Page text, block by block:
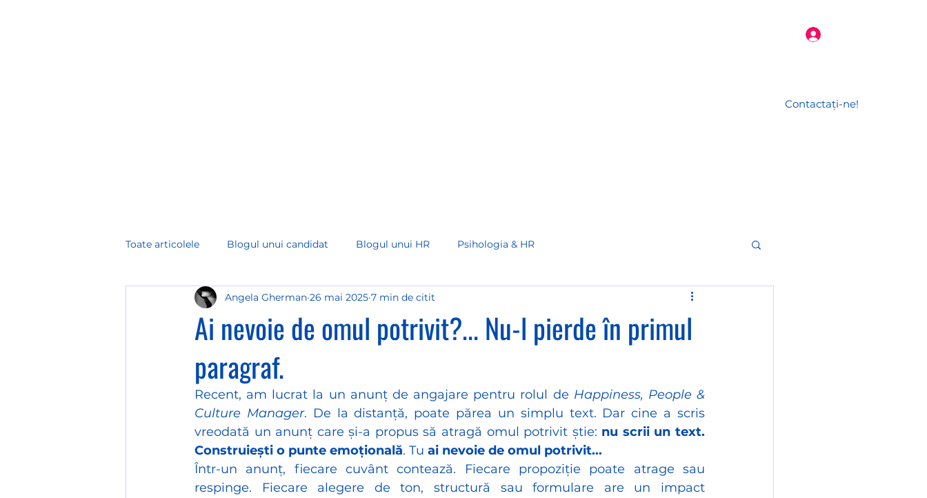
Contactați-ne!
Toate articolele Blogul unui candidat Blogul unui HR Psihologia & HR
Ai nevoie de omul potrivit?... Nu-l pierde în primul
paragraf.
Angela Gherman 26 mai 2025 7 min de citit
Recent, am lucrat la un anunț de angajare pentru rolul de Happiness, People &
Culture Manager. De la distanță, poate părea un simplu text. Dar cine a scris
vreodată un anunț care și-a propus să atragă omul potrivit știe: nu scrii un text.
Construiești o punte emoțională. Tu ai nevoie de omul potrivit...
Într-un anunț, fiecare cuvânt contează. Fiecare propoziție poate atrage sau
respinge. Fiecare alegere de ton, structură sau formulare are un impact